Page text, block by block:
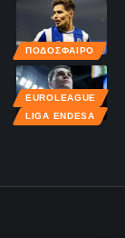
ΠΟΔΟΣΦΑΙΡΟ
EUROLEAGUE
LIGA ENDESA